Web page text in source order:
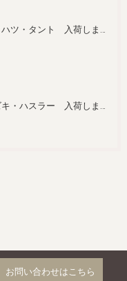
お問い合わせはこちら